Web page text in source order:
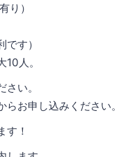
り）
す）
人。
い。
からお申し込みください。
す！